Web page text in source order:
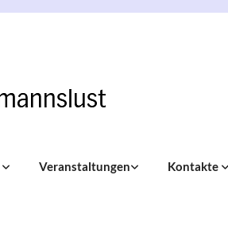
Veranstaltungen Kontakte